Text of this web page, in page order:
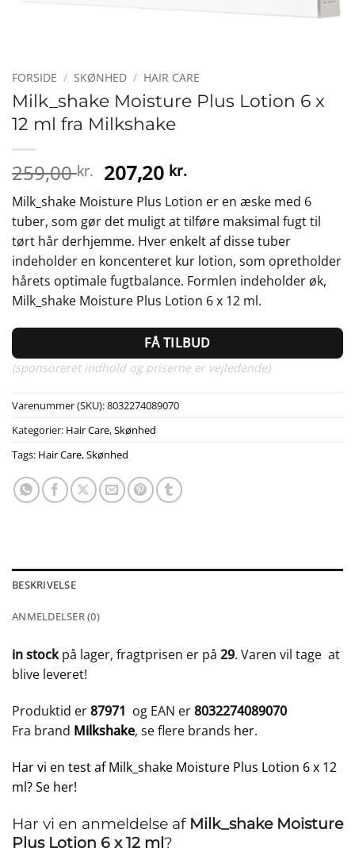
FORSIDE / SKØNHED / HAIR CARE
Milk_shake Moisture Plus Lotion 6 x
12 ml fra Milkshake
259,00kr. Den
oprindelige
pris
var:
259,00 kr..
207,20 kr.Den
aktuelle
pris
er:
207,20 kr..
Milk_shake Moisture Plus Lotion er en æske med 6
tuber, som gør det muligt at tilføre maksimal fugt til
tørt hår derhjemme. Hver enkelt af disse tuber
indeholder en koncenteret kur lotion, som opretholder
hårets optimale fugtbalance. Formlen indeholder øk,
Milk_shake Moisture Plus Lotion 6 x 12 ml.
FÅ TILBUD
(sponsoreret indhold og priserne er vejledende)
Varenummer (SKU):8032274089070
Kategorier: Hair Care,Skønhed
Tags: Hair Care,Skønhed
BESKRIVELSE
ANMELDELSER (0)
in stockpå lager, fragtprisen er på 29. Varen vil tage at
blive leveret!
Produktid er87971 og EAN er8032274089070
Fra brand Milkshake, se flere brands her.
Har vi en test af Milk_shake Moisture Plus Lotion 6 x 12
ml? Se her!
Har vi en anmeldelse af Milk_shake Moisture
Plus Lotion 6 x 12 ml?